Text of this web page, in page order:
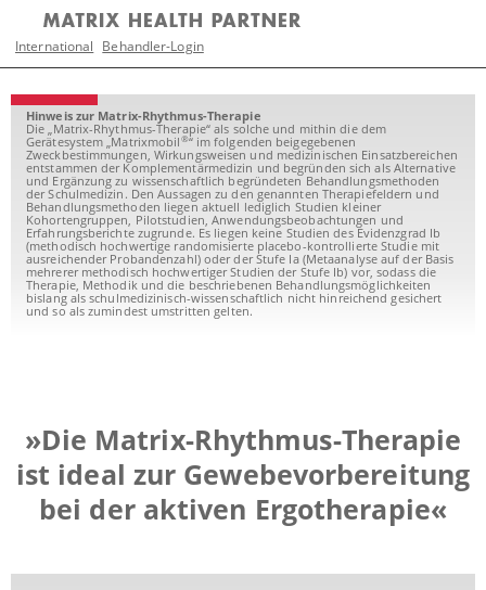
International Behandler-Login
Hinweis zur Matrix-Rhythmus-Therapie
Die „Matrix-Rhythmus-Therapie“ als solche und mithin die dem
Gerätesystem „Matrixmobil®“ im folgenden beigegebenen
Zweckbestimmungen, Wirkungsweisen und medizinischen Einsatzbereichen
entstammen der Komplementärmedizin und begründen sich als Alternative
und Ergänzung zu wissenschaftlich begründeten Behandlungsmethoden
der Schulmedizin. Den Aussagen zu den genannten Therapiefeldern und
Behandlungsmethoden liegen aktuell lediglich Studien kleiner
Kohortengruppen, Pilotstudien, Anwendungsbeobachtungen und
Erfahrungsberichte zugrunde. Es liegen keine Studien des Evidenzgrad Ib
(methodisch hochwertige randomisierte placebo-kontrollierte Studie mit
ausreichender Probandenzahl) oder der Stufe Ia (Metaanalyse auf der Basis
mehrerer methodisch hochwertiger Studien der Stufe Ib) vor, sodass die
Therapie, Methodik und die beschriebenen Behandlungsmöglichkeiten
bislang als schulmedizinisch-wissenschaftlich nicht hinreichend gesichert
und so als zumindest umstritten gelten.
»Die Matrix-Rhythmus-Therapie
ist ideal zur Gewebevorbereitung
bei der aktiven Ergotherapie«